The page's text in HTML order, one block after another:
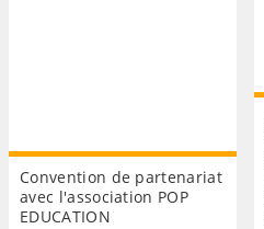
Convention de partenariat
avec l'association POP
EDUCATION